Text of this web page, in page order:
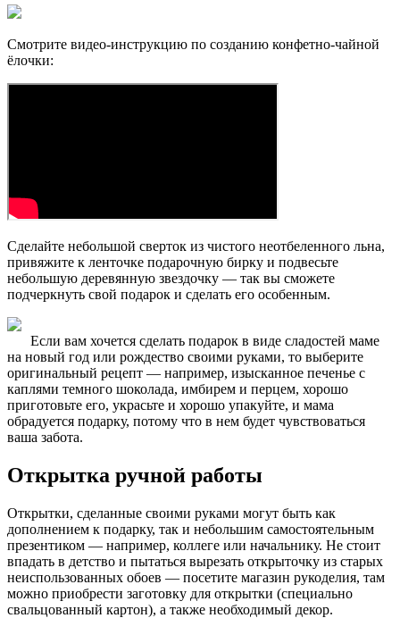
Смотрите видео-инструкцию по созданию конфетно-чайной
ёлочки:
Сделайте небольшой сверток из чистого неотбеленного льна,
привяжите к ленточке подарочную бирку и подвесьте
небольшую деревянную звездочку — так вы сможете
подчеркнуть свой подарок и сделать его особенным.
Если вам хочется сделать подарок в виде сладостей маме
на новый год или рождество своими руками, то выберите
оригинальный рецепт — например, изысканное печенье с
каплями темного шоколада, имбирем и перцем, хорошо
приготовьте его, украсьте и хорошо упакуйте, и мама
обрадуется подарку, потому что в нем будет чувствоваться
ваша забота.
Открытка ручной работы
Открытки, сделанные своими руками могут быть как
дополнением к подарку, так и небольшим самостоятельным
презентиком — например, коллеге или начальнику. Не стоит
впадать в детство и пытаться вырезать открыточку из старых
неиспользованных обоев — посетите магазин рукоделия, там
можно приобрести заготовку для открытки (специально
свальцованный картон), а также необходимый декор.